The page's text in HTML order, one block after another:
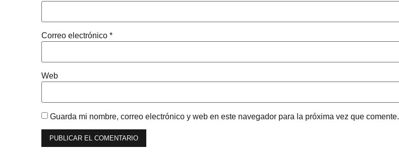
Correo electrónico *
Web
Guarda mi nombre, correo electrónico y web en este navegador para la próxima vez que comente.